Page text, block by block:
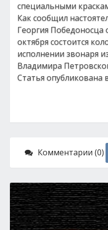
специальными
Как сообщил
Георгия
октября состоится
исполнении звонаря
Владимира
Статья опубликована
Комментарии (0)